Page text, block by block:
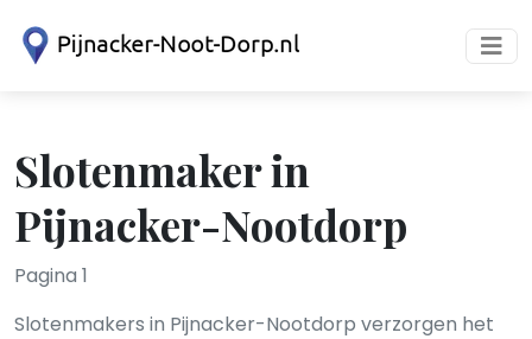
Slotenmaker in
Pijnacker-Nootdorp
Pagina 1
Slotenmakers in Pijnacker-Nootdorp verzorgen het